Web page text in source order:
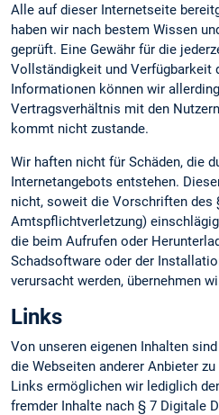
Alle auf dieser Internetseite
haben wir nach bestem Wissen
geprüft. Eine Gewähr für die
Vollständigkeit und Verfügbarkeit
Informationen können wir
Vertragsverhältnis mit den
kommt nicht zustande.
Wir haften nicht für Schäden, die
Internetangebots entstehen.
nicht, soweit die Vorschriften des
Amtspflichtverletzung)
die beim Aufrufen oder
Schadsoftware oder der
verursacht werden, übernehmen
Links
Von unseren eigenen Inhalten
die Webseiten anderer Anbieter
Links ermöglichen wir lediglich
fremder Inhalte nach § 7 Digitale